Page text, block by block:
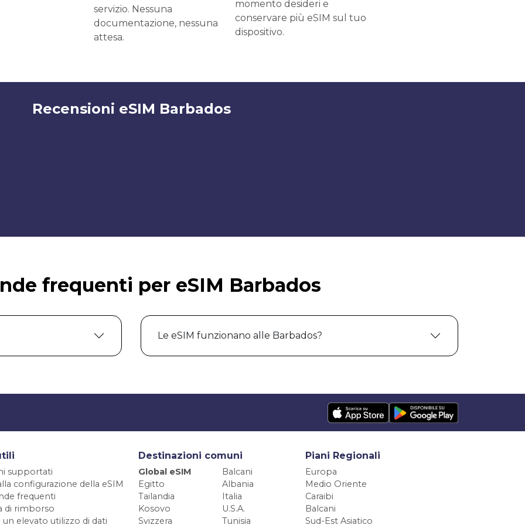
servizio. Nessuna
documentazione, nessuna
attesa.
momento desideri e
conservare più eSIM sul tuo
dispositivo.
Recensioni eSIM Barbados
frequenti per eSIM Barbados
Le eSIM funzionano alle Barbados?
supportati
configurazione della eSIM
frequenti
di rimborso
un elevato utilizzo di dati
Destinazioni comuni
Global eSIM
Balcani
Egitto
Albania
Tailandia
Italia
Kosovo
U.S.A.
Svizzera
Tunisia
Piani Regionali
Europa
Medio Oriente
Caraibi
Balcani
Sud-Est Asiatico